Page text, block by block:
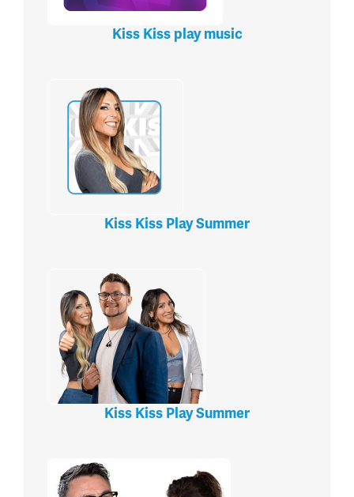
Kiss Kiss play music
Kiss Kiss Play Summer
Kiss Kiss Play Summer